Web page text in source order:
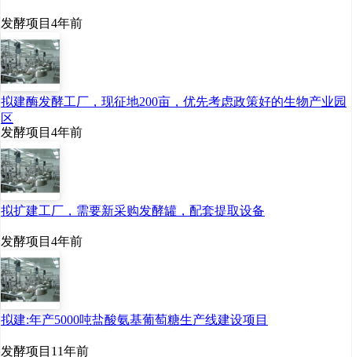
保护急性酒精性肝损伤功
“邓教授团队不仅为我们攻
产生的废水，他也进行了
发酵项目 4年前
拟建酶发酵工厂，现征地200亩，优先考虑政策好的生物产业园
区
发酵项目 4年前
拟扩建工厂，需要新采购发酵罐，配套提取设备
发酵项目 4年前
拟建:年产5000吨盐酸氨基葡萄糖生产线建设项目
发酵项目 11年前